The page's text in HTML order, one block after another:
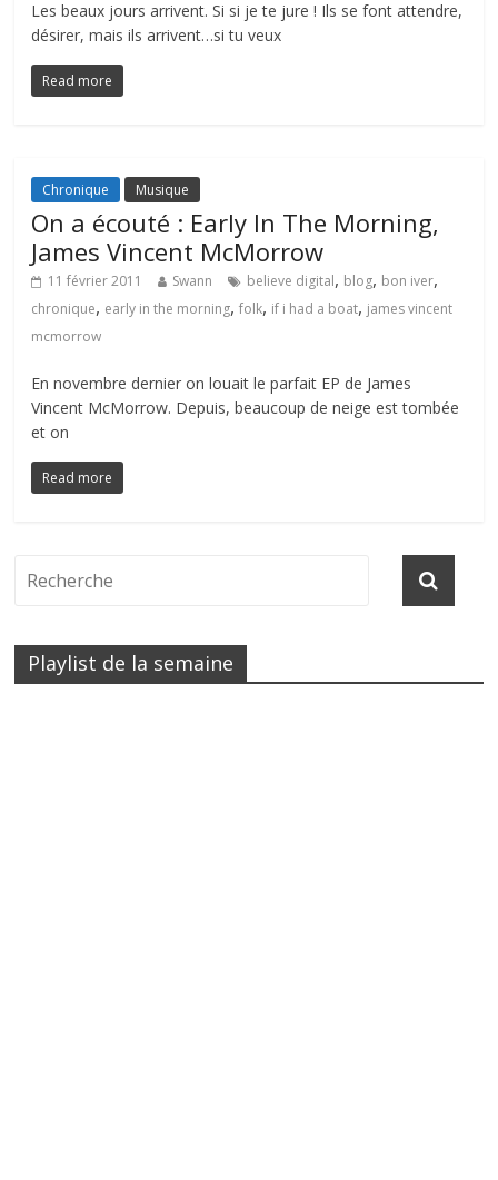
Les beaux jours arrivent. Si si je te jure ! Ils se font attendre,
désirer, mais ils arrivent…si tu veux
Read more
Chronique Musique
On a écouté : Early In The Morning,
James Vincent McMorrow
11 février 2011 Swann believe digital, blog, bon iver,
chronique, early in the morning,folk, if i had a boat, james vincent
mcmorrow
En novembre dernier on louait le parfait EP de James
Vincent McMorrow. Depuis, beaucoup de neige est tombée
et on
Read more
Playlist de la semaine